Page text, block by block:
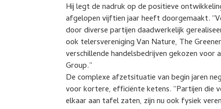
Hij legt de nadruk op de positieve
afgelopen vijftien jaar heeft doorgemaakt.
door diverse partijen daadwerkelijk
ook telersvereniging Van Nature, The
verschillende handelsbedrijven gekozen
Group.”
De complexe afzetsituatie van begin jaren
voor kortere, efficiënte ketens. “Partijen die
elkaar aan tafel zaten, zijn nu ook fysiek